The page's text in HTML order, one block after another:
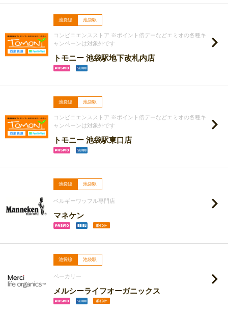
池袋線 池袋駅
コンビニエンスストア ※ポイント倍デーなどエミオの各種キ
ャンペーンは対象外です
トモニー 池袋駅地下改札内店
池袋線 池袋駅
コンビニエンスストア ※ポイント倍デーなどエミオの各種キ
ャンペーンは対象外です
トモニー 池袋駅東口店
池袋線 池袋駅
ベルギーワッフル専門店
マネケン
池袋線 池袋駅
ベーカリー
メルシーライフオーガニックス